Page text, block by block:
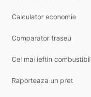
Calculator economie
Comparator traseu
Cel mai ieftin combustibil
Raporteaza un pret